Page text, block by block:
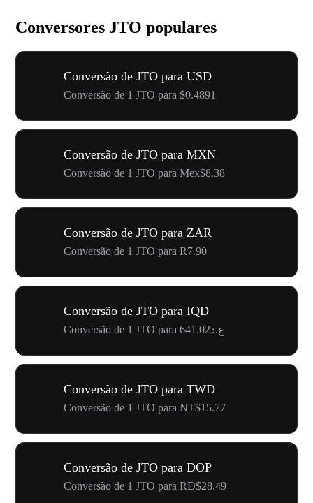
Conversores JTO populares
Conversão de JTO para USD
Conversão de 1 JTO para $0.4891
Conversão de JTO para MXN
Conversão de 1 JTO para Mex$8.38
Conversão de JTO para ZAR
Conversão de 1 JTO para R7.90
Conversão de JTO para IQD
Conversão de 1 JTO para ع.د641.02
Conversão de JTO para TWD
Conversão de 1 JTO para NT$15.77
Conversão de JTO para DOP
Conversão de 1 JTO para RD$28.49